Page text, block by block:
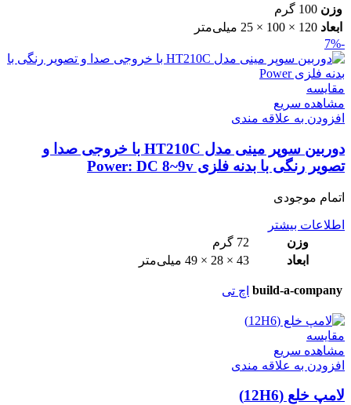
وزن 100 گرم
ابعاد 120 × 100 × 25 میلی‌متر
-7%
مقایسه
مشاهده سریع
افزودن به علاقه مندی
دوربین سوپر مینی مدل HT210C با خروجی صدا و
تصویر رنگی با بدنه فلزی Power: DC 8~9v
اتمام موجودی
اطلاعات بیشتر
وزن
72 گرم
ابعاد
43 × 28 × 49 میلی‌متر
build-a-company اچ تی
مقایسه
مشاهده سریع
افزودن به علاقه مندی
لامپ خلع (12H6)